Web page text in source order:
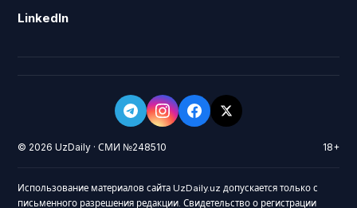
LinkedIn
© 2026 UzDaily · СМИ №248510 18+
Использование материалов сайта UzDaily.uz допускается только с
письменного разрешения редакции. Свидетельство о регистрации